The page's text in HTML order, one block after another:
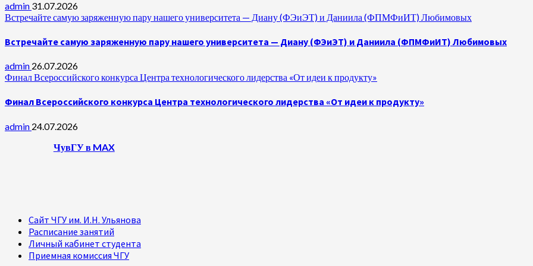
admin 31.07.2026
Встречайте самую заряженную пару нашего университета — Диану (ФЭиЭТ) и Даниила (ФПМФиИТ) Любимовых
Встречайте самую заряженную пару нашего университета — Диану (ФЭиЭТ) и Даниила (ФПМФиИТ) Любимовых
admin 26.07.2026
Финал Всероссийского конкурса Центра технологического лидерства «От идеи к продукту»
Финал Всероссийского конкурса Центра технологического лидерства «От идеи к продукту»
admin 24.07.2026
ЧувГУ в MAX
Сайт ЧГУ им. И.Н. Ульянова
Расписание занятий
Личный кабинет студента
Приемная комиссия ЧГУ